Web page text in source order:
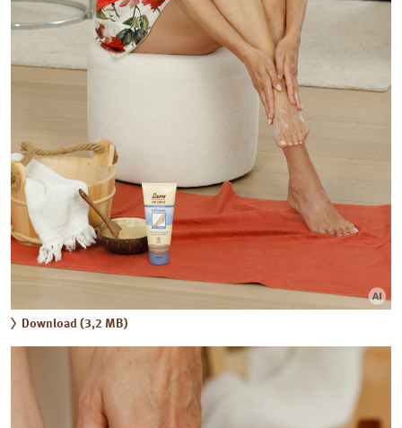
Download (3,2 MB)